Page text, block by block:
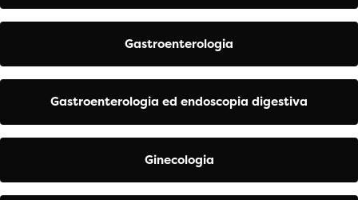
Gastroenterologia
Gastroenterologia ed endoscopia digestiva
Ginecologia